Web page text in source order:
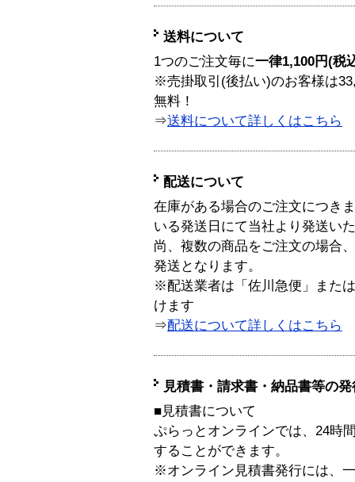
送料について
1つのご注文毎に一律1,100円(税
※売掛取引(後払い)のお客様は
無料！
⇒送料について詳しくはこちら
配送について
在庫がある場合のご注文につき
いる発送日にて当社より発送い
尚、複数の商品をご注文の場合
発送となります。
※配送業者は「佐川急便」また
けます
⇒配送について詳しくはこちら
見積書・請求書・納品書等の
■見積書について
ぷらっとオンラインでは、24時
することができます。
※オンライン見積書発行には、